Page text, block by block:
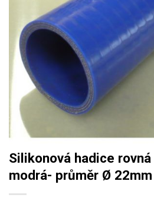
Silikonová hadice
modrá- průměr Ø 22mm